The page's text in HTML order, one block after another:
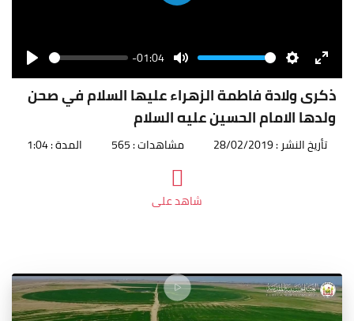
Play
Seek -01:04
Mute
Volume
SettingsEnter
ذكرى ولادة فاطمة الزهراء عليها السلام في صحن
ولدها الامام الحسين عليه السلام
تأريخ النشر : 28/02/2019 مشاهدات : 565 المدة : 1:04
شاهد على